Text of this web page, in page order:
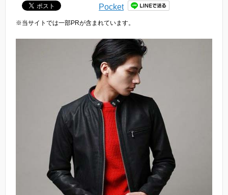
Pocket
※当サイトでは一部PRが含まれています。